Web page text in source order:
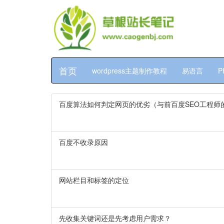
首页 wordpress主题制作教程 易语言
百度算法如何判定网页的优劣（与前百度SEO工程师
百度不收录原因
网站栏目和标签的定位
先收集关键词还是先考虑用户需求？